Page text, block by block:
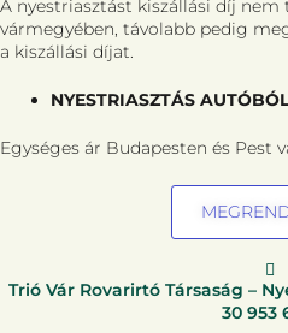
A nyestriasztást kiszállási díj nem
vármegyében, távolabb pedig
a kiszállási díjat.
NYESTRIASZTÁS
Egységes ár Budapesten és Pest
Trió Vár Rovarirtó Társaság –
30 953